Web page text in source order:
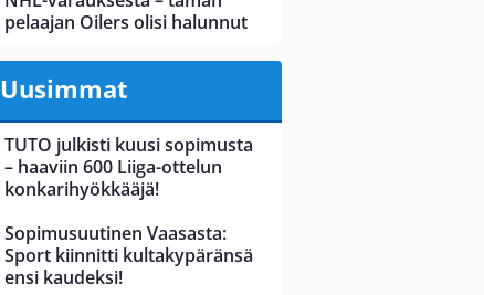
pelaajan Oilers olisi halunnut
Uusimmat
TUTO julkisti kuusi sopimusta
– haaviin 600 Liiga-ottelun
konkarihyökkääjä!
Sopimusuutinen Vaasasta:
Sport kiinnitti kultakypäränsä
ensi kaudeksi!